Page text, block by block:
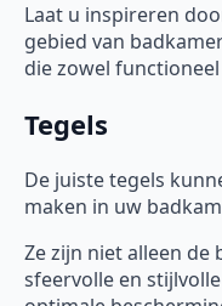
Laat u inspireren
gebied van
die zowel
Tegels
De juiste tegels
maken in uw
Ze zijn niet alleen de
sfeervolle en